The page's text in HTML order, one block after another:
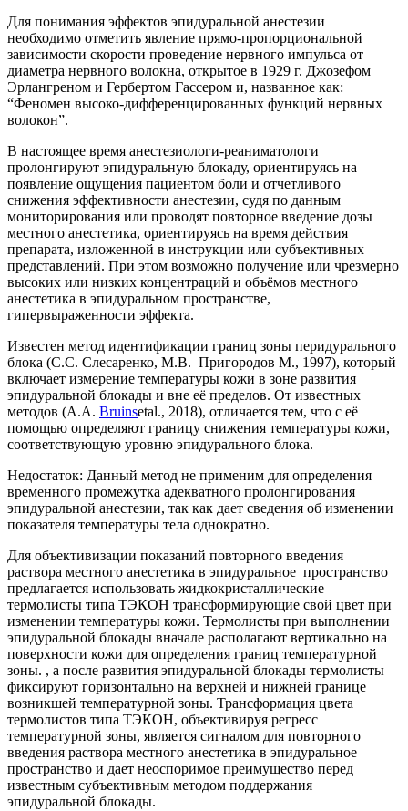
Для понимания эффектов эпидуральной анестезии
необходимо отметить явление прямо-пропорциональной
зависимости скорости проведение нервного импульса от
диаметра нервного волокна, открытое в 1929 г. Джозефом
Эрлангреном и Гербертом Гассером и, названное как:
“Феномен высоко-дифференцированных функций нервных
волокон”.
В настоящее время анестезиологи-реаниматологи
пролонгируют эпидуральную блокаду, ориентируясь на
появление ощущения пациентом боли и отчетливого
снижения эффективности анестезии, судя по данным
мониторирования или проводят повторное введение дозы
местного анестетика, ориентируясь на время действия
препарата, изложенной в инструкции или субъективных
представлений. При этом возможно получение или чрезмерно
высоких или низких концентраций и объёмов местного
анестетика в эпидуральном пространстве,
гипервыраженности эффекта.
Известен метод идентификации границ зоны перидурального
блока (С.С. Слесаренко, М.В. Пригородов М., 1997), который
включает измерение температуры кожи в зоне развития
эпидуральной блокады и вне её пределов. От известных
методов (А.А. Bruinsetal., 2018), отличается тем, что с её
помощью определяют границу снижения температуры кожи,
соответствующую уровню эпидурального блока.
Недостаток: Данный метод не применим для определения
временного промежутка адекватного пролонгирования
эпидуральной анестезии, так как дает сведения об изменении
показателя температуры тела однократно.
Для объективизации показаний повторного введения
раствора местного анестетика в эпидуральное пространство
предлагается использовать жидкокристаллические
термолисты типа ТЭКОН трансформирующие свой цвет при
изменении температуры кожи. Термолисты при выполнении
эпидуральной блокады вначале располагают вертикально на
поверхности кожи для определения границ температурной
зоны. , а после развития эпидуральной блокады термолисты
фиксируют горизонтально на верхней и нижней границе
возникшей температурной зоны. Трансформация цвета
термолистов типа ТЭКОН, объективируя регресс
температурной зоны, является сигналом для повторного
введения раствора местного анестетика в эпидуральное
пространство и дает неоспоримое преимущество перед
известным субъективным методом поддержания
эпидуральной блокады.